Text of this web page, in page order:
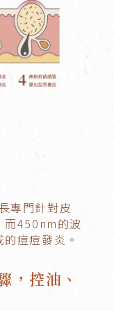
專門針對皮
而450nm的波
痘痘發炎。
控油、